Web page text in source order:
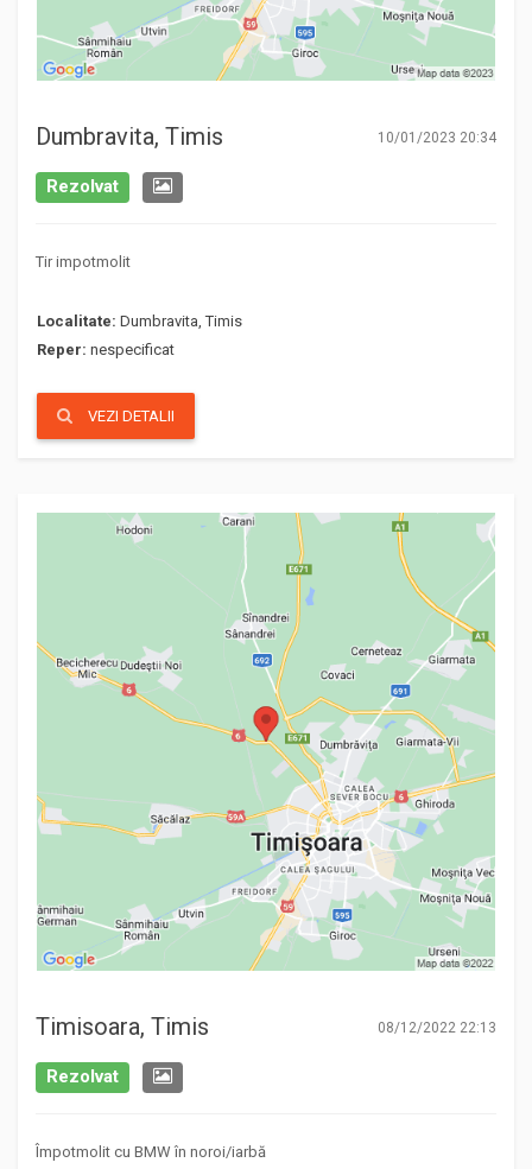
Dumbravita, Timis 10/01/2023 20:34
Rezolvat
Tir impotmolit
Localitate: Dumbravita, Timis
Reper: nespecificat
VEZI DETALII
Timisoara, Timis 08/12/2022 22:13
Rezolvat
Împotmolit cu BMW în noroi/iarbă